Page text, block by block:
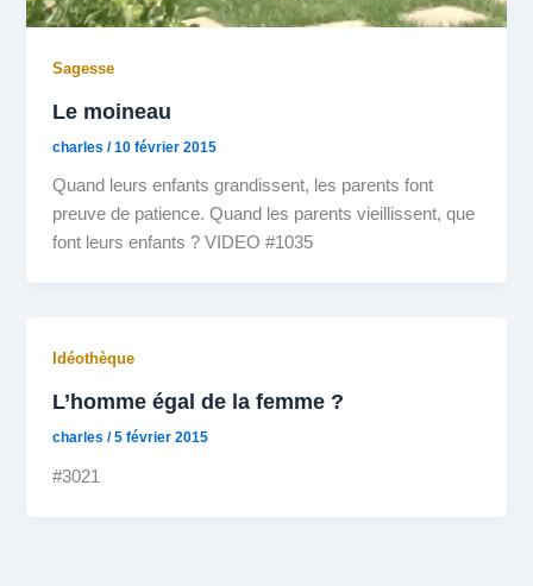
Sagesse
Le moineau
charles/10 février 2015
Quand leurs enfants grandissent, les parents font
preuve de patience. Quand les parents vieillissent, que
font leurs enfants ? VIDEO #1035
Idéothèque
L’homme égal de la femme ?
charles/5 février 2015
#3021